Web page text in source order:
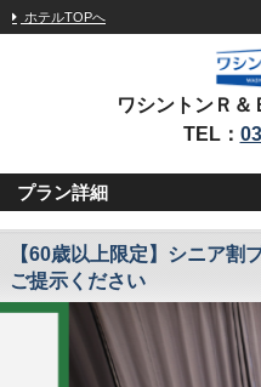
ホテルTOPへ
ワシントンＲ＆
TEL：
プラン詳細
【60歳以上限定】シニア
ご提示ください